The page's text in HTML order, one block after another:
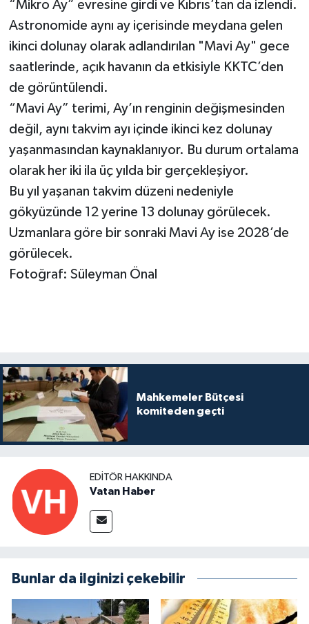
“Mikro Ay” evresine girdi ve Kıbrıs’tan da izlendi.
Astronomide aynı ay içerisinde meydana gelen
ikinci dolunay olarak adlandırılan "Mavi Ay" gece
saatlerinde, açık havanın da etkisiyle KKTC’den
de görüntülendi.
“Mavi Ay” terimi, Ay’ın renginin değişmesinden
değil, aynı takvim ayı içinde ikinci kez dolunay
yaşanmasından kaynaklanıyor. Bu durum ortalama
olarak her iki ila üç yılda bir gerçekleşiyor.
Bu yıl yaşanan takvim düzeni nedeniyle
gökyüzünde 12 yerine 13 dolunay görülecek.
Uzmanlara göre bir sonraki Mavi Ay ise 2028’de
görülecek.
Fotoğraf: Süleyman Önal
Mahkemeler Bütçesi
komiteden geçti
EDITÖR HAKKINDA
Vatan Haber
Bunlar da ilginizi çekebilir